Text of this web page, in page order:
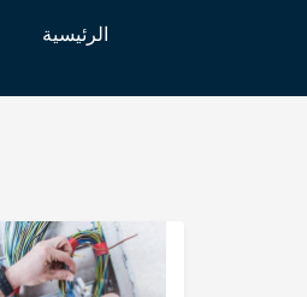
الرئيسية